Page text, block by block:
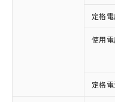
定格
使用
定格